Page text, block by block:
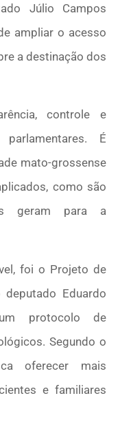
Júlio Campos
ampliar o acesso
a destinação dos
controle e
É
mato-grossense
como são
geram para a
foi o Projeto de
Eduardo
protocolo de
Segundo o
oferecer mais
e familiares